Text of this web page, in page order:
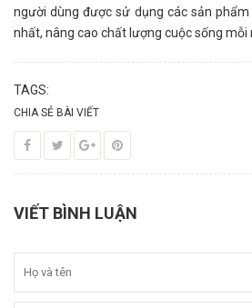
người dùng được sử dụng các sản
nhất, nâng cao chất lượng cuộc sống mỗi
TAGS:
CHIA SẺ BÀI VIẾT
VIẾT BÌNH LUẬN